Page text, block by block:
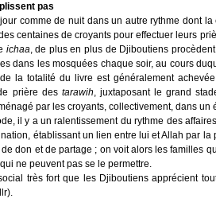
pas
comme de nuit dans un autre rythme dont
centaines de croyants pour effectuer leurs
ichaa, de plus en plus de Djiboutiens
dans les mosquées chaque soir, au cours
la totalité du livre est généralement
prière des tarawih, juxtaposant le grand
par les croyants, collectivement, dans
il y a un ralentissement du rythme des
établissant un lien entre lui et Allah par
de don et de partage ; on voit alors les
ne peuvent pas se le permettre.
très fort que les Djiboutiens apprécient